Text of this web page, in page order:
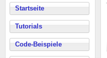
Startseite
Tutorials
Code-Beispiele